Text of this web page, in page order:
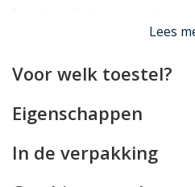
toestel bijvoorbeeld in een
zit.
MagSafe Compatible
MagSafe. In de binnenste
Lees
Voor welk toestel?
Eigenschappen
In de verpakking